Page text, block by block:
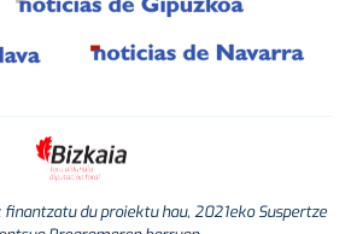
du proiektu hau, 2021eko Suspertze